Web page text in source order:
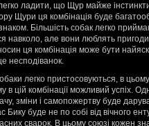
ладити, що Щур майже
Щури ця комбінація буде
Більшість собак легко
навколо, але вони люблять
ця комбінація може бути
несподіванок.
легко пристосовуються, в
в цій комбінації можливий успіх.
зміни і самопожертву буде
Бику буде не по собі від вічного
сварок. В цьому союзі кожен